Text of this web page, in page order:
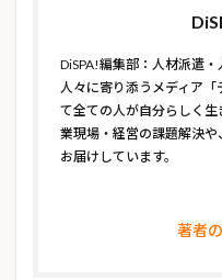
DiSPA!編集部：人材派遣
人々に寄り添うメディア
て全ての人が自分らしく
業現場・経営の課題解決
お届けしています。
著者